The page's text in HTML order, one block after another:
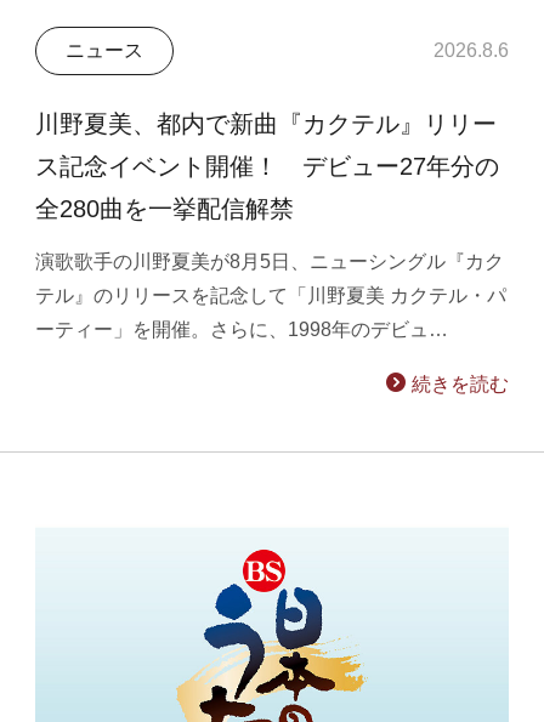
ニュース 2026.8.6
川野夏美、都内で新曲『カクテル』リリー
ス記念イベント開催！ デビュー27年分の
全280曲を一挙配信解禁
演歌歌手の川野夏美が8月5日、ニューシングル『カク
テル』のリリースを記念して「川野夏美 カクテル・パ
ーティー」を開催。さらに、1998年のデビュ…
続きを読む